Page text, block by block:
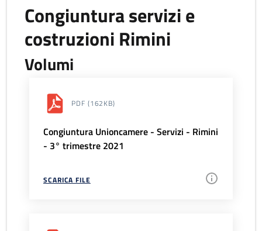
Congiuntura servizi e
costruzioni Rimini
Volumi
PDF (162KB)
Congiuntura Unioncamere - Servizi - Rimini
- 3° trimestre 2021
SCARICA FILE